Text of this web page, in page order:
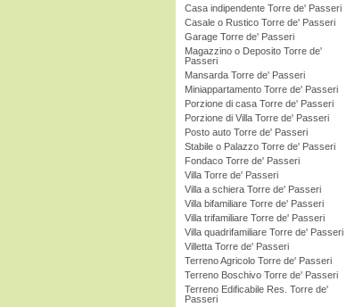
Casa indipendente Torre de' Passeri
Casale o Rustico Torre de' Passeri
Garage Torre de' Passeri
Magazzino o Deposito Torre de'
Passeri
Mansarda Torre de' Passeri
Miniappartamento Torre de' Passeri
Porzione di casa Torre de' Passeri
Porzione di Villa Torre de' Passeri
Posto auto Torre de' Passeri
Stabile o Palazzo Torre de' Passeri
Fondaco Torre de' Passeri
Villa Torre de' Passeri
Villa a schiera Torre de' Passeri
Villa bifamiliare Torre de' Passeri
Villa trifamiliare Torre de' Passeri
Villa quadrifamiliare Torre de' Passeri
Villetta Torre de' Passeri
Terreno Agricolo Torre de' Passeri
Terreno Boschivo Torre de' Passeri
Terreno Edificabile Res. Torre de'
Passeri